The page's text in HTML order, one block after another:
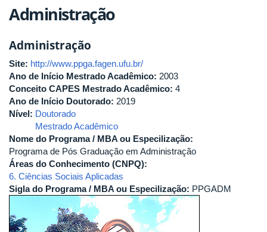
Administração
Administração
Site: http://www.ppga.fagen.ufu.br/
Ano de Início Mestrado Acadêmico: 2003
Conceito CAPES Mestrado Acadêmico: 4
Ano de Início Doutorado: 2019
Nível: Doutorado
Mestrado Acadêmico
Nome do Programa / MBA ou Especilização:
Programa de Pós Graduação em Administração
Áreas do Conhecimento (CNPQ):
6. Ciências Sociais Aplicadas
Sigla do Programa / MBA ou Especilização: PPGADM